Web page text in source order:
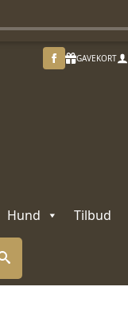
GAVEKORT
Hund
Tilbud